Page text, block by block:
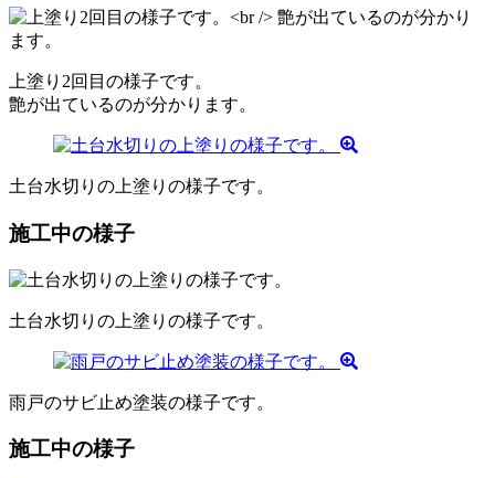
上塗り2回目の様子です。
艶が出ているのが分かります。
土台水切りの上塗りの様子です。
施工中の様子
土台水切りの上塗りの様子です。
雨戸のサビ止め塗装の様子です。
施工中の様子